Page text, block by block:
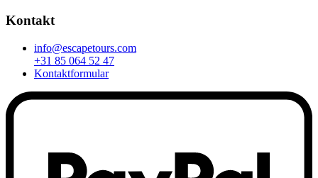
Kontakt
info@escapetours.com
+31 85 064 52 47
Kontaktformular